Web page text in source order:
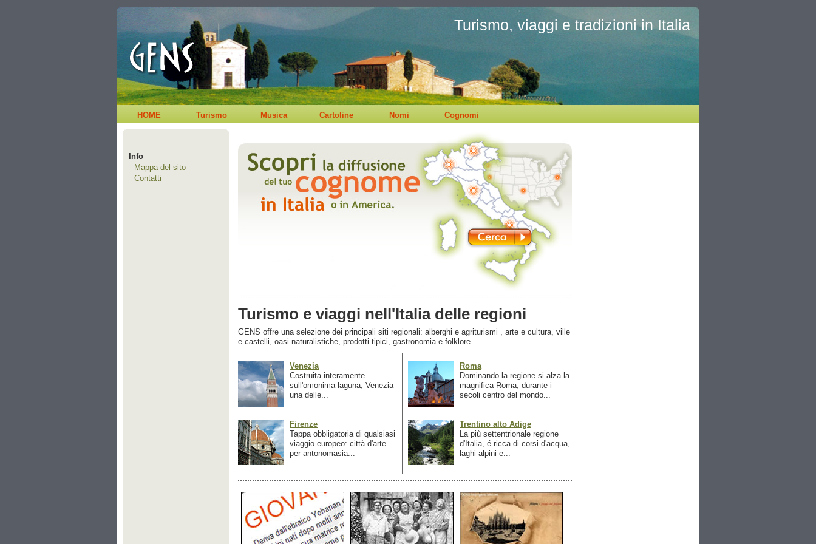
Turismo, viaggi e tradizioni in Italia
HOME Turismo Musica Cartoline Nomi Cognomi
Info
Mappa del sito
Contatti
Turismo e viaggi nell'Italia delle regioni
GENS offre una selezione dei principali siti regionali: alberghi e agriturismi , arte e cultura, ville
e castelli, oasi naturalistiche, prodotti tipici, gastronomia e folklore.
Venezia
Costruita interamente
sull'omonima laguna, Venezia
una delle...
Firenze
Tappa obbligatoria di qualsiasi
viaggio europeo: città d'arte
per antonomasia...
Roma
Dominando la regione si alza la
magnifica Roma, durante i
secoli centro del mondo...
Trentino alto Adige
La più settentrionale regione
d'Italia, é ricca di corsi d'acqua,
laghi alpini e...